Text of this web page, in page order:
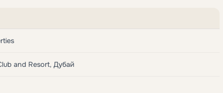
and Resort, Дубай